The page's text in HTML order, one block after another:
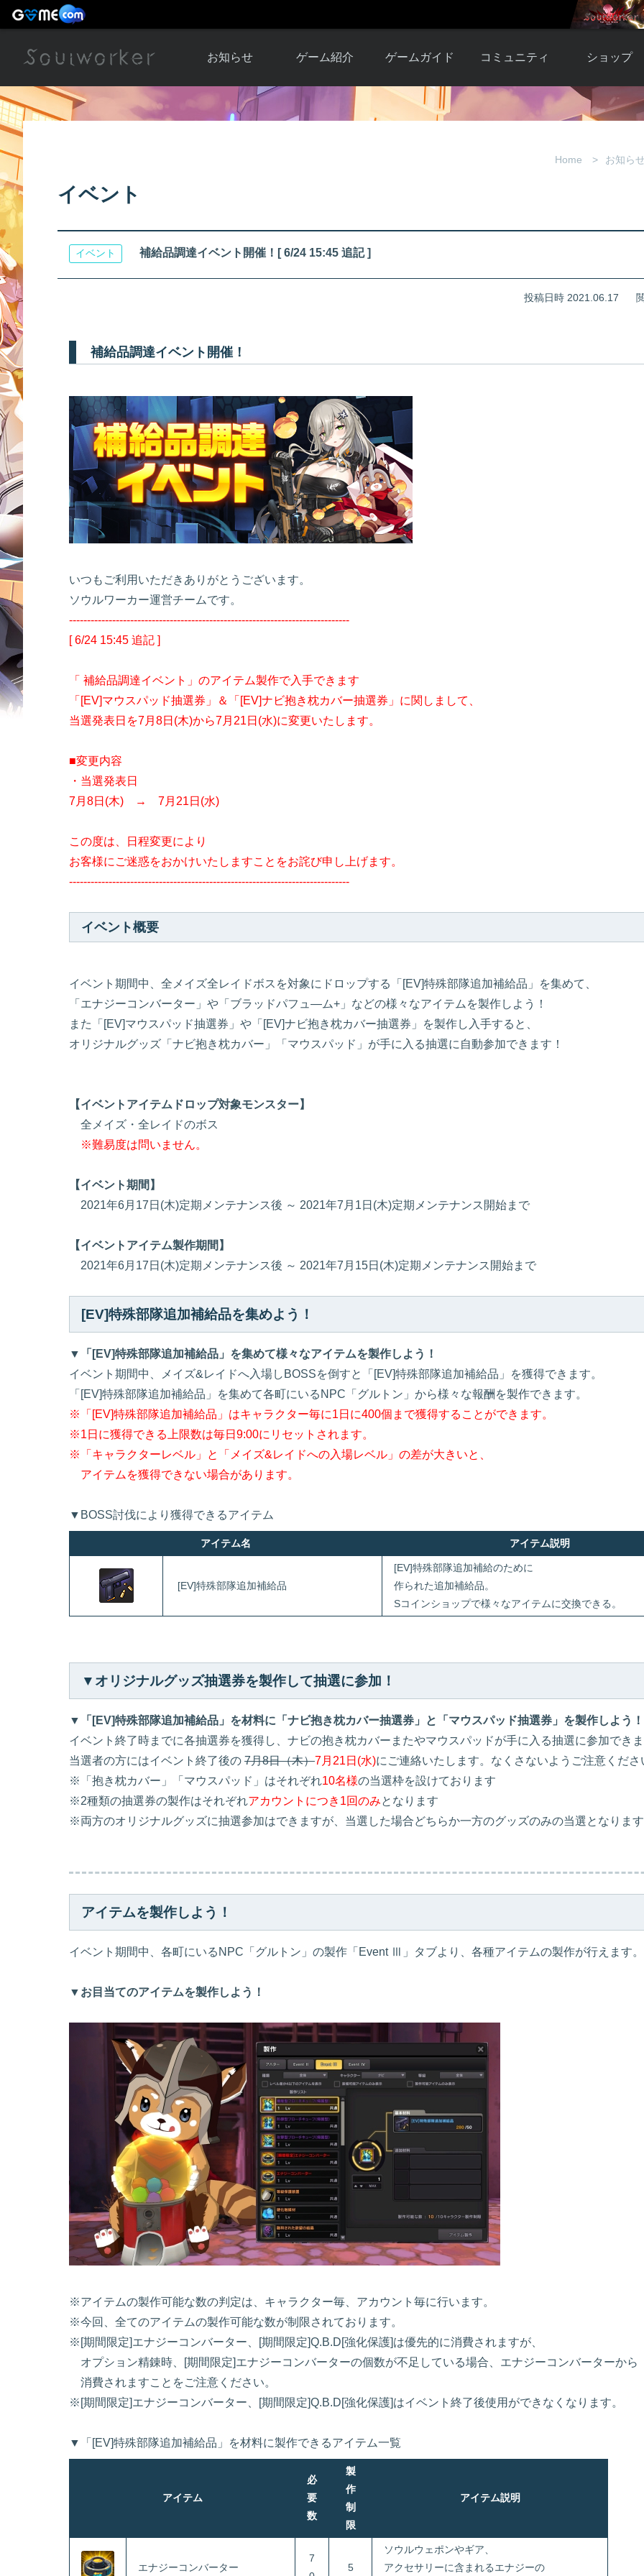
お知らせ
お知らせ一覧
ゲーム紹介
ソウルワーカー
アップデート履
歴
ゲームガイド
ガイド総合もく
コミュニティ
自由掲示板
ショップ
Y.Pの購入
アイテムカタロ
Home お知らせ
イベント
イベント 補給品調達イベント開催！[ 6/24 15:45 追記 ]
投稿日時 2021.06.17
補給品調達イベント開催！
いつもご利用いただきありがとうございます。
ソウルワーカー運営チームです。
------------------------------------------------------------------------------
[ 6/24 15:45 追記 ]
「 補給品調達イベント」のアイテム製作で入手できます
「[EV]マウスパッド抽選券」＆「[EV]ナビ抱き枕カバー抽選券」に関しまして、
当選発表日を7月8日(木)から7月21日(水)に変更いたします。
■変更内容
・当選発表日
7月8日(木) → 7月21日(水)
この度は、日程変更により
お客様にご迷惑をおかけいたしますことをお詫び申し上げます。
------------------------------------------------------------------------------
イベント概要
イベント期間中、全メイズ全レイドボスを対象にドロップする「[EV]特殊部隊追加補給品」を集めて、
「エナジーコンバーター」や「ブラッドパフュ―ム+」などの様々なアイテムを製作しよう！
また「[EV]マウスパッド抽選券」や「[EV]ナビ抱き枕カバー抽選券」を製作し入手すると、
オリジナルグッズ「ナビ抱き枕カバー」「マウスパッド」が手に入る抽選に自動参加できます！
【イベントアイテムドロップ対象モンスター】
全メイズ・全レイドのボス
※難易度は問いません。
【イベント期間】
2021年6月17日(木)定期メンテナンス後 ～ 2021年7月1日(木)定期メンテナンス開始まで
【イベントアイテム製作期間】
2021年6月17日(木)定期メンテナンス後 ～ 2021年7月15日(木)定期メンテナンス開始まで
[EV]特殊部隊追加補給品を集めよう！
▼「[EV]特殊部隊追加補給品」を集めて様々なアイテムを製作しよう！
イベント期間中、メイズ&レイドへ入場しBOSSを倒すと「[EV]特殊部隊追加補給品」を獲得できます。
「[EV]特殊部隊追加補給品」を集めて各町にいるNPC「グルトン」から様々な報酬を製作できます。
※「[EV]特殊部隊追加補給品」はキャラクター毎に1日に400個まで獲得することができます。
※1日に獲得できる上限数は毎日9:00にリセットされます。
※「キャラクターレベル」と「メイズ&レイドへの入場レベル」の差が大きいと、
アイテムを獲得できない場合があります。
▼BOSS討伐により獲得できるアイテム
アイテム名 アイテム説明
[EV]特殊部隊追加補給品
[EV]特殊部隊追加補給のために
作られた追加補給品。
Sコインショップで様々なアイテムに交換できる。
▼オリジナルグッズ抽選券を製作して抽選に参加！
▼「[EV]特殊部隊追加補給品」を材料に「ナビ抱き枕カバー抽選券」と「マウスパッド抽選券」を製作しよう！
イベント終了時までに各抽選券を獲得し、ナビの抱き枕カバーまたやマウスパッドが手に入る抽選に参加できま
当選者の方にはイベント終了後の 7月8日（木）7月21日(水)にご連絡いたします。なくさないようご注意くださ
※「抱き枕カバー」「マウスパッド」はそれぞれ10名様の当選枠を設けております
※2種類の抽選券の製作はそれぞれアカウントにつき1回のみとなります
※両方のオリジナルグッズに抽選参加はできますが、当選した場合どちらか一方のグッズのみの当選となります
アイテムを製作しよう！
イベント期間中、各町にいるNPC「グルトン」の製作「Event Ⅲ」タブより、各種アイテムの製作が行えます。
▼お目当てのアイテムを製作しよう！
※アイテムの製作可能な数の判定は、キャラクター毎、アカウント毎に行います。
※今回、全てのアイテムの製作可能な数が制限されております。
※[期間限定]エナジーコンバーター、[期間限定]Q.B.D[強化保護]は優先的に消費されますが、
オプション精錬時、[期間限定]エナジーコンバーターの個数が不足している場合、エナジーコンバーターから
消費されますことをご注意ください。
※[期間限定]エナジーコンバーター、[期間限定]Q.B.D[強化保護]はイベント終了後使用ができなくなります。
▼「[EV]特殊部隊追加補給品」を材料に製作できるアイテム一覧
アイテム
必
要
数
製
作
制
限
アイテム説明
エナジーコンバーター
7
5
ソウルウェポンやギア、
アクセサリーに含まれるエナジーの